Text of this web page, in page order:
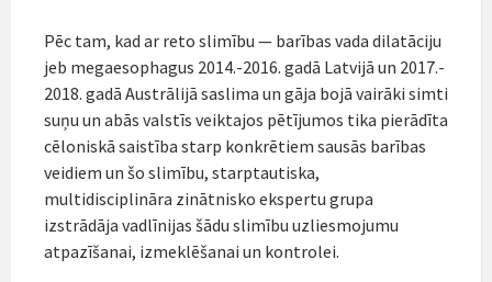
Pēc tam, kad ar reto slimību — barības vada dilatāciju
jeb megaesophagus 2014.-2016. gadā Latvijā un 2017.-
2018. gadā Austrālijā saslima un gāja bojā vairāki simti
suņu un abās valstīs veiktajos pētījumos tika pierādīta
cēloniskā saistība starp konkrētiem sausās barības
veidiem un šo slimību, starptautiska,
multidisciplināra zinātnisko ekspertu grupa
izstrādāja vadlīnijas šādu slimību uzliesmojumu
atpazīšanai, izmeklēšanai un kontrolei.